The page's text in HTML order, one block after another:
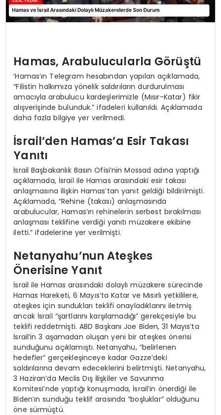
Hamas, Arabulucularla Görüştü
‘Hamas’ın Telegram hesabından yapılan açıklamada,
“Filistin halkımıza yönelik saldırıların durdurulması
amacıyla arabulucu kardeşlerimizle (Mısır-Katar) fikir
alışverişinde bulunduk.” ifadeleri kullanıldı. Açıklamada
daha fazla bilgiye yer verilmedi.
İsrail’den Hamas’a Esir Takası
Yanıtı
İsrail Başbakanlık Basın Ofisi’nin Mossad adına yaptığı
açıklamada, İsrail ile Hamas arasındaki esir takası
anlaşmasına ilişkin Hamas’tan yanıt geldiği bildirilmişti.
Açıklamada, “Rehine (takası) anlaşmasında
arabulucular, Hamas’ın rehinelerin serbest bırakılması
anlaşması teklifine verdiği yanıtı müzakere ekibine
iletti.” ifadelerine yer verilmişti.
Netanyahu’nun Ateşkes
Önerisine Yanıt
İsrail ile Hamas arasındaki dolaylı müzakere sürecinde
Hamas Hareketi, 6 Mayıs’ta Katar ve Mısırlı yetkililere,
ateşkes için sundukları teklifi onayladıklarını iletmiş
ancak İsrail “şartlarını karşılamadığı” gerekçesiyle bu
teklifi reddetmişti. ABD Başkanı Joe Biden, 31 Mayıs’ta
İsrail’in 3 aşamadan oluşan yeni bir ateşkes önerisi
sunduğunu açıklamıştı. Netanyahu, “belirlenen
hedefler” gerçekleşinceye kadar Gazze’deki
saldırılarına devam edeceklerini belirtmişti. Netanyahu,
3 Haziran’da Meclis Dış İlişkiler ve Savunma
Komitesi’nde yaptığı konuşmada, İsrail’in önerdiği ile
Biden’ın sunduğu teklif arasında “boşluklar” olduğunu
öne sürmüştü.